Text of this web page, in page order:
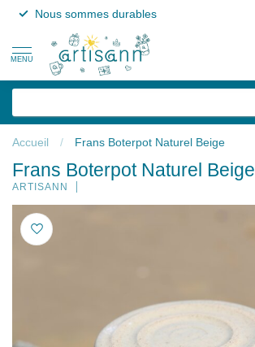
Nous sommes durables
MENU
Accueil / Frans Boterpot Naturel Beige
Frans Boterpot Naturel Beige
ARTISANN